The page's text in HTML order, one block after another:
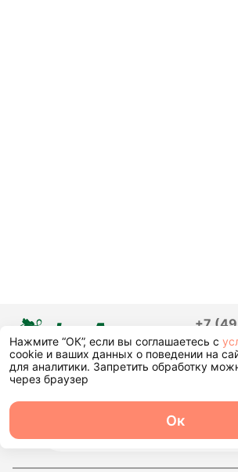
+7
Нажмите “ОК”, если вы соглашаетесь с
cookie и ваших данных о поведении на
для аналитики. Запретить обработку
через браузер
Ок